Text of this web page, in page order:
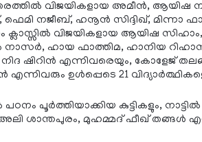
വിജയികളായ അമീന്‍,
നജീബ്, ഹനൂന്‍ സിദ്ദിഖ്, മിന്നാ
ക്ലാസ്സില്‍ വിജയികളായ ആയിഷ
ഹായ ഫാത്തിമ, ഹാനിയ
ഷിറിന്‍ എന്നിവരെയും, കോളേജ്
ഉള്‍പ്പെടെ 21
പൂര്‍ത്തിയാക്കിയ കുട്ടികളും,
ശാന്തപുരം, മുഹമ്മദ് ഫീഖ് തങ്ങള്‍